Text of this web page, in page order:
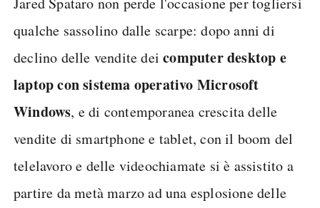
qualche sassolino dalle scarpe: dopo anni di
declino delle vendite deicomputer desktop e
laptop con sistema operativo Microsoft
Windows, e di contemporanea crescita delle
vendite di smartphone e tablet, con il boom del
telelavoro e delle videochiamate si è assistito a
partire da metà marzo ad una esplosione delle